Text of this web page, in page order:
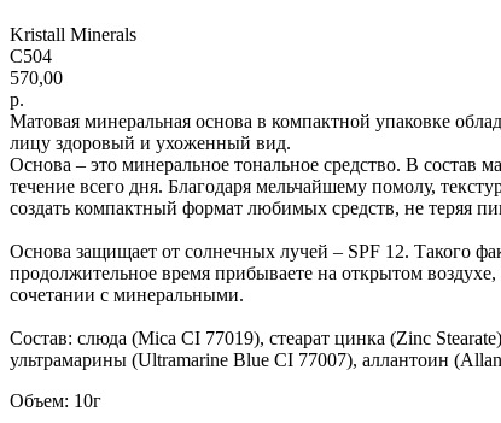
Kristall Minerals
С504
570,00
р.
Матовая минеральная основа в компактной упаковке
лицу здоровый и ухоженный вид.
Основа – это минеральное тональное средство. В
течение всего дня. Благодаря мельчайшему помолу,
создать компактный формат любимых средств, не теряя
Основа защищает от солнечных лучей – SPF 12. Такого
продолжительное время прибываете на открытом
сочетании с минеральными.
Состав: слюда (Mica CI 77019), стеарат цинка (Zinc
ультрамарины (Ultramarine Blue CI 77007), аллантоин
Объем: 10г